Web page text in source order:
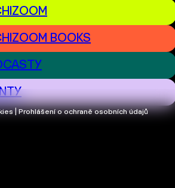
| Prohlášení o ochraně osobních údajů
BOOKS